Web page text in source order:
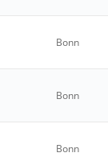
Bonn
Bonn
Bonn